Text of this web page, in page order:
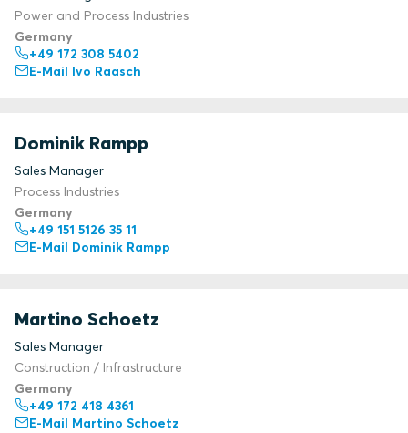
Power and Process Industries
Germany
+49 172 308 5402
E-Mail Ivo Raasch
Dominik Rampp
Sales Manager
Process Industries
Germany
+49 151 5126 35 11
E-Mail Dominik Rampp
Martino Schoetz
Sales Manager
Construction / Infrastructure
Germany
+49 172 418 4361
E-Mail Martino Schoetz